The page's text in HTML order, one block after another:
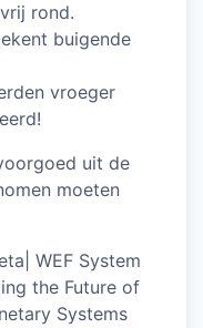
rond.
buigende
vroeger
uit de
moeten
WEF System
the Future of
Systems